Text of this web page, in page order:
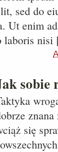
sed do
Ut enim
laboris
sobie
się